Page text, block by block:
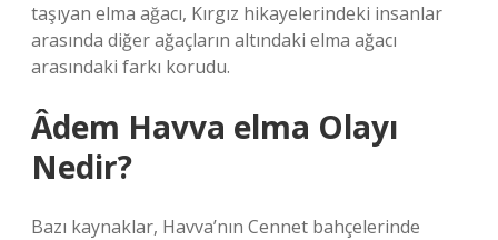
taşıyan elma ağacı, Kırgız hikayelerindeki insanlar
arasında diğer ağaçların altındaki elma ağacı
arasındaki farkı korudu.
Âdem Havva elma Olayı
Nedir?
Bazı kaynaklar, Havva’nın Cennet bahçelerinde